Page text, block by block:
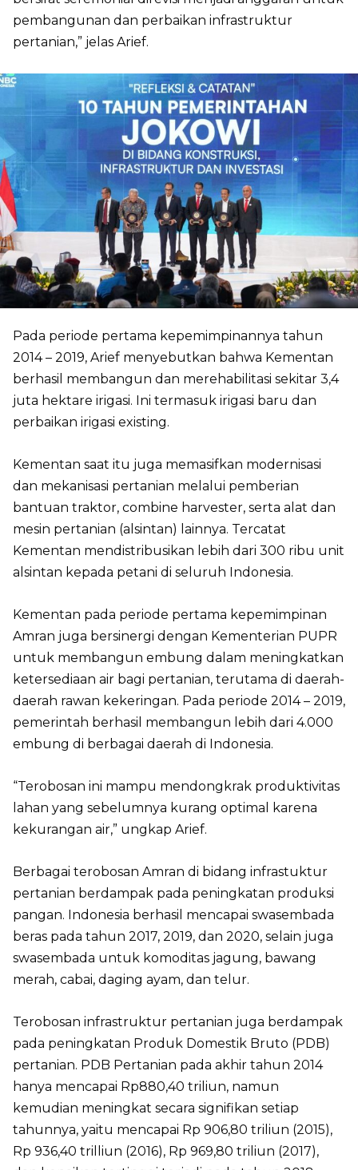
pembangunan dan perbaikan infrastruktur
pertanian,” jelas Arief.
Pada periode pertama kepemimpinannya tahun
2014 – 2019, Arief menyebutkan bahwa Kementan
berhasil membangun dan merehabilitasi sekitar 3,4
juta hektare irigasi. Ini termasuk irigasi baru dan
perbaikan irigasi existing.
Kementan saat itu juga memasifkan modernisasi
dan mekanisasi pertanian melalui pemberian
bantuan traktor, combine harvester, serta alat dan
mesin pertanian (alsintan) lainnya. Tercatat
Kementan mendistribusikan lebih dari 300 ribu unit
alsintan kepada petani di seluruh Indonesia.
Kementan pada periode pertama kepemimpinan
Amran juga bersinergi dengan Kementerian PUPR
untuk membangun embung dalam meningkatkan
ketersediaan air bagi pertanian, terutama di daerah-
daerah rawan kekeringan. Pada periode 2014 – 2019,
pemerintah berhasil membangun lebih dari 4.000
embung di berbagai daerah di Indonesia.
“Terobosan ini mampu mendongkrak produktivitas
lahan yang sebelumnya kurang optimal karena
kekurangan air,” ungkap Arief.
Berbagai terobosan Amran di bidang infrastuktur
pertanian berdampak pada peningkatan produksi
pangan. Indonesia berhasil mencapai swasembada
beras pada tahun 2017, 2019, dan 2020, selain juga
swasembada untuk komoditas jagung, bawang
merah, cabai, daging ayam, dan telur.
Terobosan infrastruktur pertanian juga berdampak
pada peningkatan Produk Domestik Bruto (PDB)
pertanian. PDB Pertanian pada akhir tahun 2014
hanya mencapai Rp880,40 triliun, namun
kemudian meningkat secara signifikan setiap
tahunnya, yaitu mencapai Rp 906,80 triliun (2015),
Rp 936,40 trilliun (2016), Rp 969,80 triliun (2017),